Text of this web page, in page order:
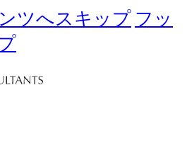
ツへスキップ フッ